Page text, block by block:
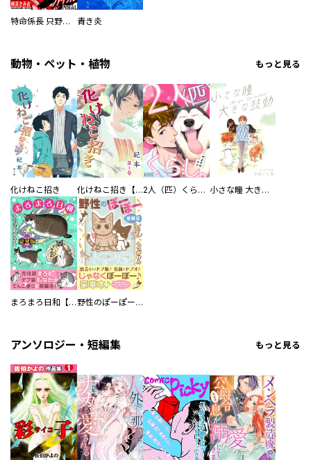
特命係長 只野仁ファイナル 愛蔵版 青き炎
動物・ペット・植物 もっと見る
化けねこ招き 化けねこ招き【描きおろし付合冊版】 2人（匹）くらし。 小さな瞳 大きな鼓動
まろまろ日和【豪華版】 野性のぽーぽー【豪華版】
アンソロジー・短編集 もっと見る